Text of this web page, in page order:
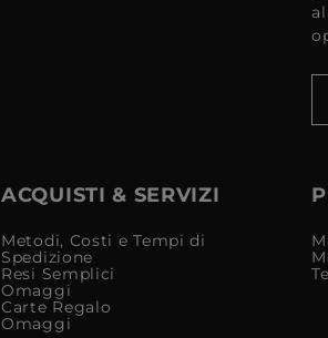
ACQUISTI & SERVIZI
Metodi, Costi e Tempi di
Spedizione
Resi Semplici
Omaggi
Carte Regalo
Omaggi